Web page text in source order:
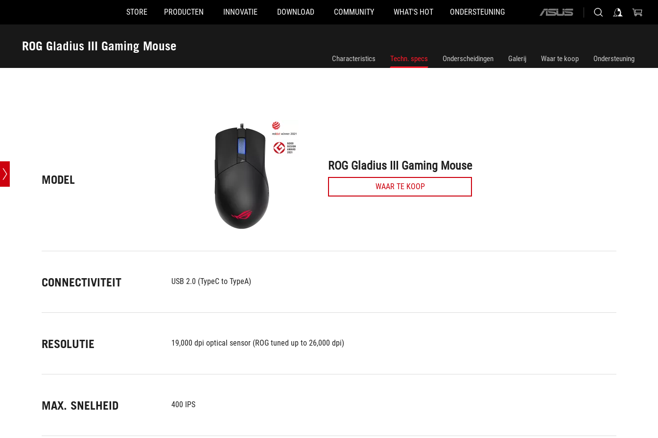
Accessibility links
STORE PRODUCTEN INNOVATIE DOWNLOAD COMMUNITY WHAT'S HOT ONDERSTEUNING
ASUS
ROG Gladius III Gaming Mouse
Techn.
Characteristics Techn. specs Onderscheidingen Galerij Waar te koop Ondersteuning
MODEL
ROG Gladius III Gaming Mouse
WAAR TE KOOP
CONNECTIVITEIT USB 2.0 (TypeC to TypeA)
RESOLUTIE 19,000 dpi optical sensor (ROG tuned up to 26,000 dpi)
MAX. SNELHEID 400 IPS
ROG Gladius III Gaming Mouse